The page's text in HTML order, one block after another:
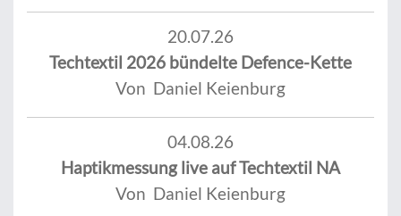
20.07.26
Techtextil 2026 bündelte Defence-Kette
Von Daniel Keienburg
04.08.26
Haptikmessung live auf Techtextil NA
Von Daniel Keienburg